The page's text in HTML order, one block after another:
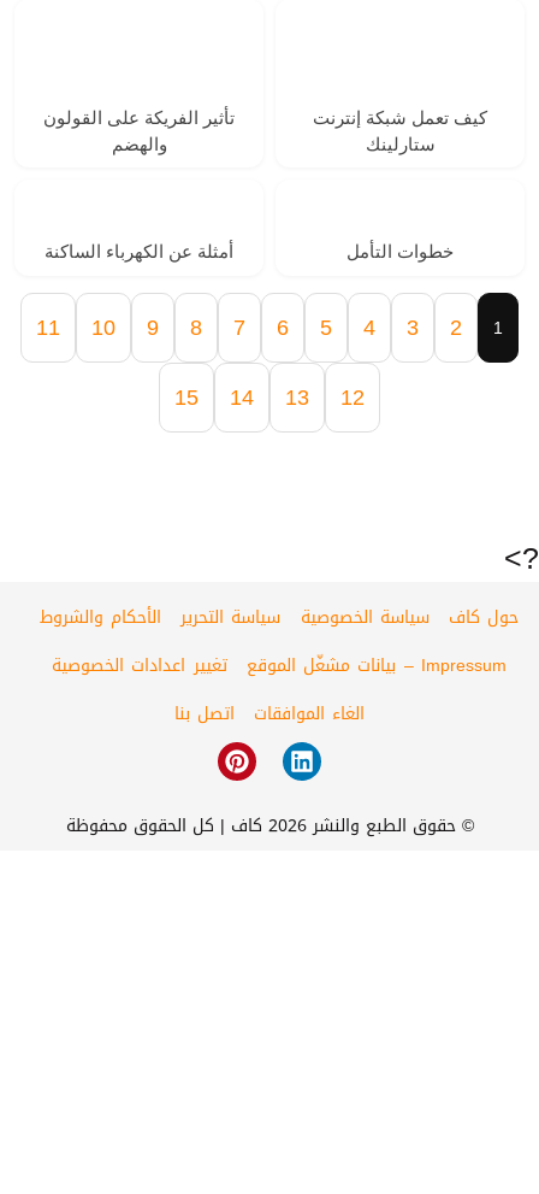
كيف تعمل شبكة إنترنت
ستارلينك
تأثير الفريكة على القولون
والهضم
خطوات التأمل أمثلة عن الكهرباء الساكنة
1
2
3
4
5
6
7
8
9
10
11
12
13
14
15
?>
© حقوق الطبع والنشر 2026 كاف | كل الحقوق محفوظة
حول كاف سياسة الخصوصية سياسة التحرير
الأحكام والشروط
Impressum – بيانات مشغّل الموقع
تغيير اعدادات الخصوصية
الغاء الموافقات
اتصل بنا